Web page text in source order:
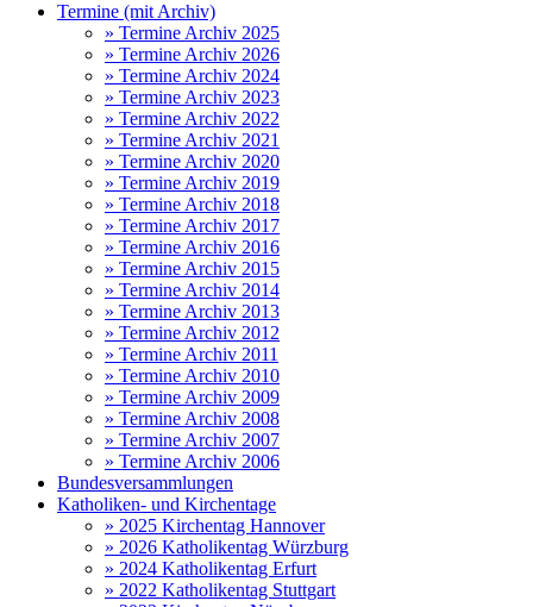
Termine (mit Archiv)
» Termine Archiv 2025
» Termine Archiv 2026
» Termine Archiv 2024
» Termine Archiv 2023
» Termine Archiv 2022
» Termine Archiv 2021
» Termine Archiv 2020
» Termine Archiv 2019
» Termine Archiv 2018
» Termine Archiv 2017
» Termine Archiv 2016
» Termine Archiv 2015
» Termine Archiv 2014
» Termine Archiv 2013
» Termine Archiv 2012
» Termine Archiv 2011
» Termine Archiv 2010
» Termine Archiv 2009
» Termine Archiv 2008
» Termine Archiv 2007
» Termine Archiv 2006
Bundesversammlungen
Katholiken- und Kirchentage
» 2025 Kirchentag Hannover
» 2026 Katholikentag Würzburg
» 2024 Katholikentag Erfurt
» 2022 Katholikentag Stuttgart